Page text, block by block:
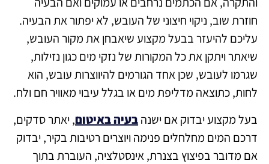
חוזרת שוב, ניקוי חיצוני של העובש, לא יפתור את הבעיה.
עליכם להיעזר בבעל מקצוע שיאבחן את מקור העובש,
שיאתר ויתקן את כל המקורות של נזקי מים כגון נזילות,
שגרמו לעובש, שכן אחד הגורמים להיווצרות עובש, הוא
לחות, כתוצאה מדליפת מים או בגלל עיבוי מאוויר חם ולח.
בעל מקצוע יבדוק אם ישנהבעיה באיטום, יאתר סדקים,
דרכם המים מחלחלים פנימה ויוצרים רטיבות בקיר, יבדוק
אם מדובר בפיצוץ בצנרת, אינסטלציה, העוברת בתוך